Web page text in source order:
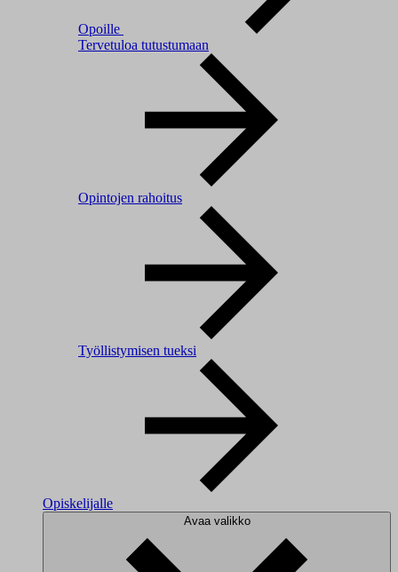
Opoille
Tervetuloa tutustumaan
Opintojen rahoitus
Työllistymisen tueksi
Opiskelijalle
Avaa valikko